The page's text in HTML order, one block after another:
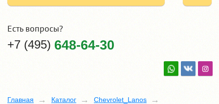
Есть вопросы?
+7 (495) 648-64-30
Главная Каталог
Chevrolet_Lanos